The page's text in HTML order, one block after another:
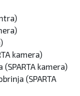
kamera)
kamera)
(SPARTA